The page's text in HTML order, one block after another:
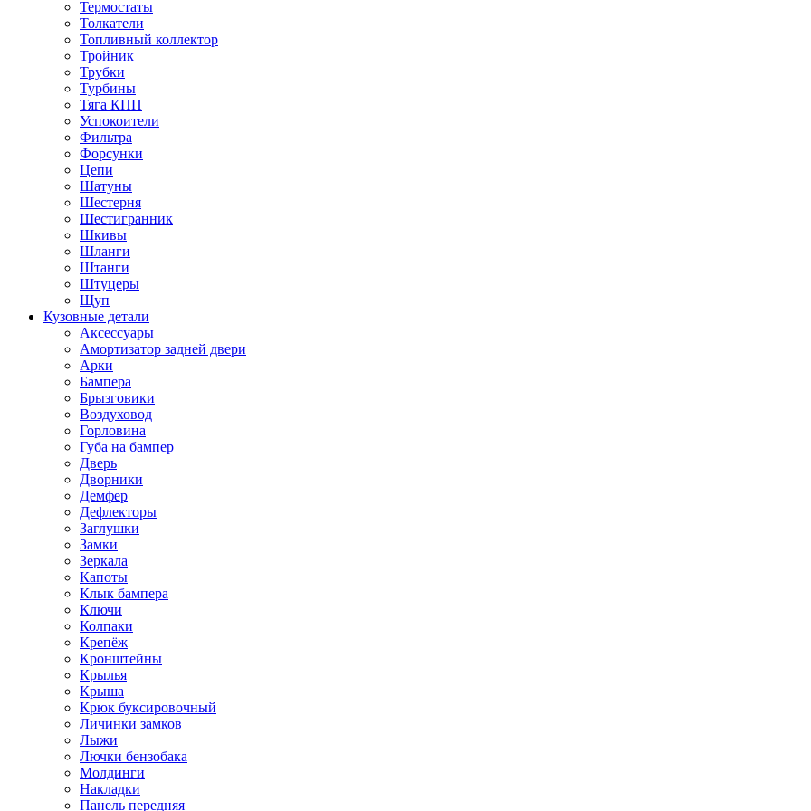
Термостаты
Толкатели
Топливный коллектор
Тройник
Трубки
Турбины
Тяга КПП
Успокоители
Фильтра
Форсунки
Цепи
Шатуны
Шестерня
Шестигранник
Шкивы
Шланги
Штанги
Штуцеры
Щуп
Кузовные детали
Аксессуары
Амортизатор задней двери
Арки
Бампера
Брызговики
Воздуховод
Горловина
Губа на бампер
Дверь
Дворники
Демфер
Дефлекторы
Заглушки
Замки
Зеркала
Капоты
Клык бампера
Ключи
Колпаки
Крепёж
Кронштейны
Крылья
Крыша
Крюк буксировочный
Личинки замков
Лыжи
Лючки бензобака
Молдинги
Накладки
Панель передняя